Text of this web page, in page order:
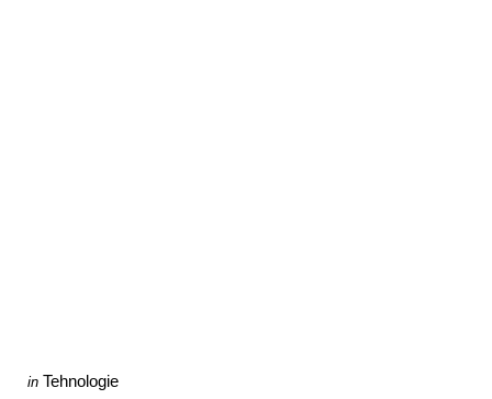
Categories
Posted
in Tehnologie